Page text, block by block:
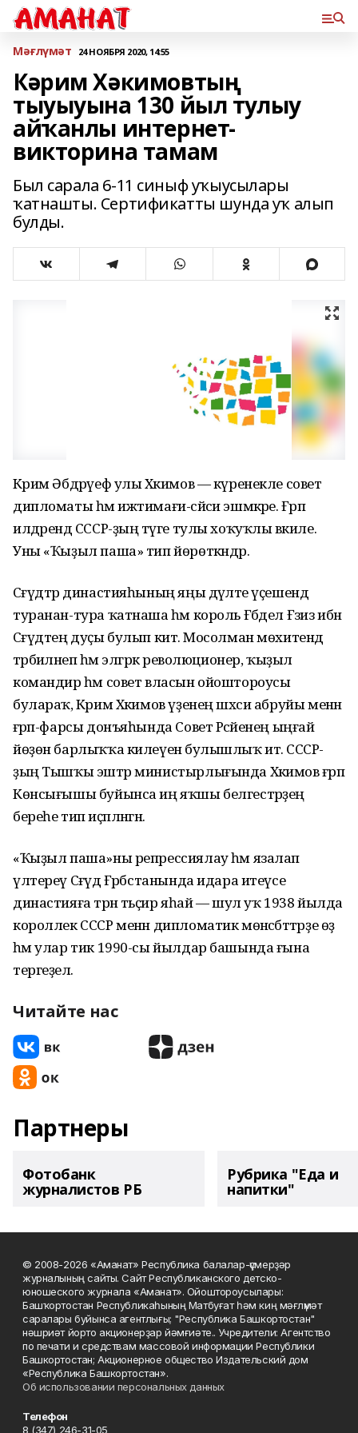
Мәғлүмәт 24 НОЯБРЯ 2020, 14:55
Кәрим Хәкимовтың
тыуыуына 130 йыл тулыу
айҡанлы интернет-
викторина тамам
Был сарала 6-11 синыф уҡыусылары
ҡатнашты. Сертификатты шунда уҡ алып
булды.
Кәрим Әбдрәүеф улы Хәкимов — күренекле совет
дипломаты һәм ижтимағи-сәйәси эшмәкәре. Ғәрәп
илдәрендә СССР-ҙың тәүге тулы хоҡуҡлы вәкиле.
Уны «Ҡыҙыл паша» тип йөрөткәндәр.
Сәғүдтәр династияһының яңы дәүләте үҫешендә
туранан-тура ҡатнаша һәм король Ғәбдел Ғәзиз ибн
Сәғүдтең дуҫы булып китә. Мосолман мөхитендә
тәрбиәләнеп һәм элгәрәк революционер, ҡыҙыл
командир һәм совет власын ойоштороусы
булараҡ, Кәрим Хәкимов үҙенең шәхси абруйы менән
ғәрәп-фарсы донъяһында Совет Рәсәйенең ыңғай
йөҙөн барлыҡҡа килеүенә булышлыҡ итә. СССР-
ҙың Тышҡы эштәр министырлығында Хәкимов ғәрәп
Көнсығышы буйынса иң яҡшы белгестәрҙең
береһе тип иҫәпләнгән.
«Ҡыҙыл паша»ны репрессиялау һәм язалап
үлтереү Сәғүд Ғәрәбстанында идара итеүсе
династияға тәрән тәьҫир яһай — шул уҡ 1938 йылда
короллек СССР менән дипломатик мөнәсәбәттәрҙе өҙә
һәм улар тик 1990-сы йылдар башында ғына
тергеҙелә.
Читайте нас
Партнеры
Фотобанк
журналистов РБ
Рубрика "Еда и
напитки"
© 2008-2026 «Аманат» Республика балалар-үҫмерҙәр
журналының сайты. Сайт Республиканского детско-
юношеского журнала «Аманат». Ойоштороусылары:
Башҡортостан Республикаһының Матбуғат һәм киң мәғлүмәт
саралары буйынса агентлығы; "Республика Башкортостан"
нәшриәт йорто акционерҙар йәмғиәте.. Учредители: Агентство
по печати и средствам массовой информации Республики
Башкортостан; Акционерное общество Издательский дом
«Республика Башкортостан».
Об использовании персональных данных
Телефон
8 (347) 246-31-05